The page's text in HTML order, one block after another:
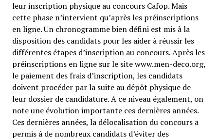
leur inscription physique au concours Cafop. Mais
cette phase n’intervient qu’après les préinscriptions
en ligne. Un chronogramme bien défini est mis à la
disposition des candidats pour les aider à réussir les
différentes étapes d’inscription au concours. Après les
préinscriptions en ligne sur le site www.men-deco.org,
le paiement des frais d’inscription, les candidats
doivent procéder par la suite au dépôt physique de
leur dossier de candidature. A ce niveau également, on
note une évolution importante ces dernières années.
Ces dernières années, la délocalisation du concours a
permis à de nombreux candidats d’éviter des